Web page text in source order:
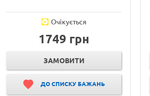
Очікується
1749 грн
ЗАМОВИТИ
ДО СПИСКУ БАЖАНЬ